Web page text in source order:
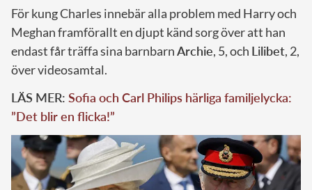
För kung Charles innebär alla problem med Harry och
Meghan framförallt en djupt känd sorg över att han
endast får träffa sina barnbarnArchie, 5, och Lilibet, 2,
över videosamtal.
LÄS MER: Sofia och Carl Philips härliga familjelycka:
”Det blir en flicka!”